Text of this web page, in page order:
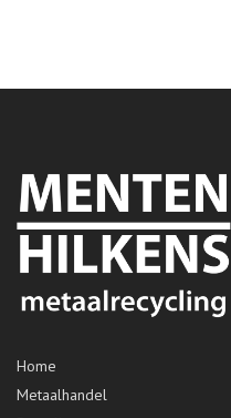
Home
Metaalhandel